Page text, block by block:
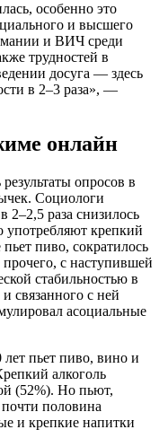
особенно это
и высшего
и ВИЧ среди
трудностей в
досуга — здесь
в 2–3 раза», —
онлайн
опросов в
Социологи
2–2,5 раза снизилось
употребляют крепкий
пиво, сократилось
с наступившей
стабильностью в
связанного с ней
асоциальные
пьет пиво, вино и
алкоголь
(52%). Но пьют,
половина
и крепкие напитки